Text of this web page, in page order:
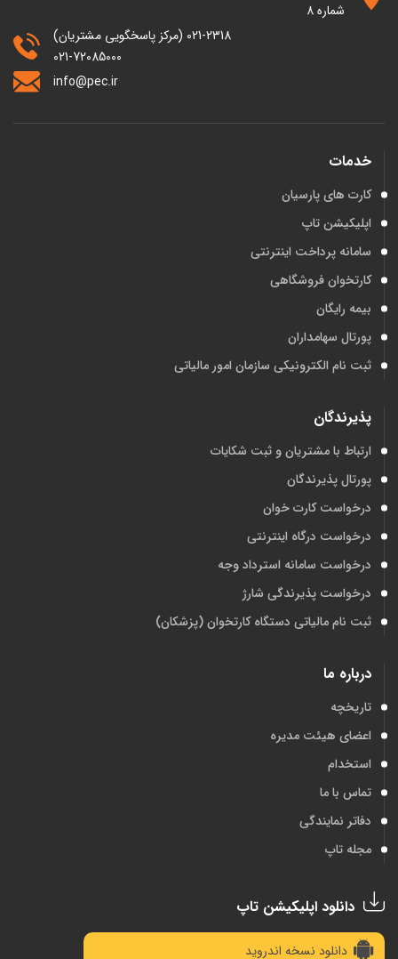
شماره 8
021-2318 (مرکز پاسخگویی مشتریان)
021-72085000
info@pec.ir
خدمات
کارت های پارسیان
اپلیکیشن تاپ
سامانه پرداخت اینترنتی
کارتخوان فروشگاهی
بیمه رایگان
پورتال سهامداران
ثبت نام الکترونیکی سازمان امور مالیاتی
پذیرندگان
ارتباط با مشتریان و ثبت شکایات
پورتال پذیرندگان
درخواست کارت خوان
درخواست درگاه اینترنتی
درخواست سامانه استرداد وجه
درخواست پذیرندگی شارژ
ثبت نام مالیاتی دستگاه کارتخوان (پزشکان)
درباره ما
تاریخچه
اعضای هیئت مدیره
استخدام
تماس با ما
دفاتر نمایندگی
مجله تاپ
دانلود اپلیکیشن تاپ
دانلود نسخه اندروید